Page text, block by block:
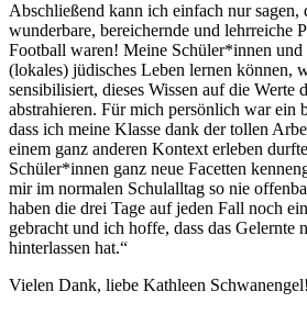
Abschließend kann ich einfach nur sagen,
wunderbare, bereichernde und lehrreiche
Football waren! Meine Schüler*innen und
(lokales) jüdisches Leben lernen können,
sensibilisiert, dieses Wissen auf die Werte
abstrahieren. Für mich persönlich war ein
dass ich meine Klasse dank der tollen
einem ganz anderen Kontext erleben
Schüler*innen ganz neue Facetten
mir im normalen Schulalltag so nie
haben die drei Tage auf jeden Fall noch
gebracht und ich hoffe, dass das Gelernte
hinterlassen hat.“
Vielen Dank, liebe Kathleen Schwanengel!